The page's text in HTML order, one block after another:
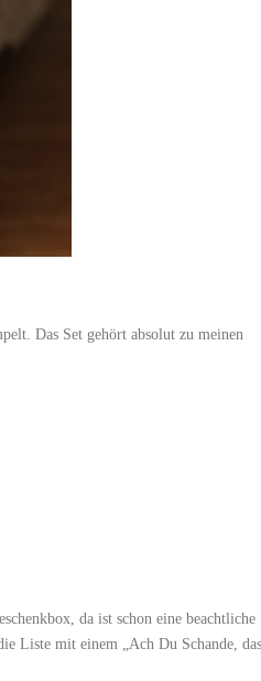
Das Set gehört absolut zu meinen
da ist schon eine beachtliche
Liste mit einem „Ach Du Schande, das